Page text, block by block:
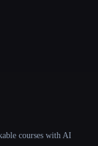
courses with AI